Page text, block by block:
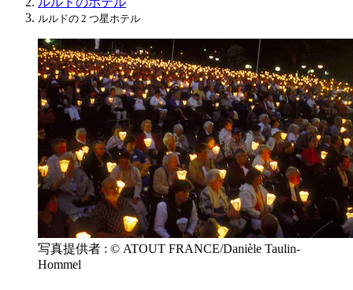
ルルドの 2 つ星ホテル
写真提供者 : © ATOUT FRANCE/Danièle Taulin-
Hommel